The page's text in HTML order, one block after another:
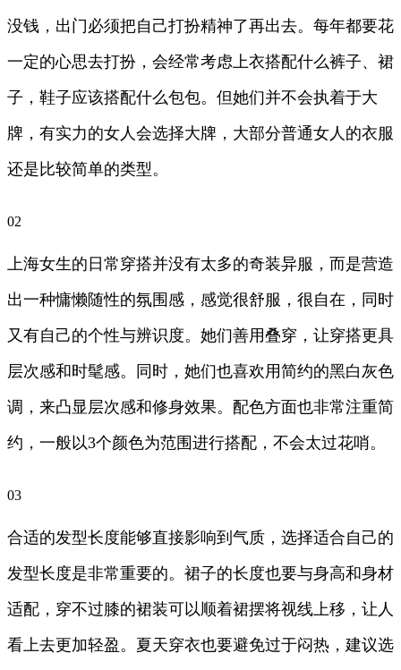
没钱，出门必须把自己打扮精神了再出去。每年都要花
一定的心思去打扮，会经常考虑上衣搭配什么裤子、裙
子，鞋子应该搭配什么包包。但她们并不会执着于大
牌，有实力的女人会选择大牌，大部分普通女人的衣服
还是比较简单的类型。
02
上海女生的日常穿搭并没有太多的奇装异服，而是营造
出一种慵懒随性的氛围感，感觉很舒服，很自在，同时
又有自己的个性与辨识度。她们善用叠穿，让穿搭更具
层次感和时髦感。同时，她们也喜欢用简约的黑白灰色
调，来凸显层次感和修身效果。配色方面也非常注重简
约，一般以3个颜色为范围进行搭配，不会太过花哨。
03
合适的发型长度能够直接影响到气质，选择适合自己的
发型长度是非常重要的。裙子的长度也要与身高和身材
适配，穿不过膝的裙装可以顺着裙摆将视线上移，让人
看上去更加轻盈。夏天穿衣也要避免过于闷热，建议选